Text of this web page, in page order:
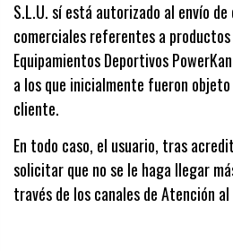
S.L.U. sí está autorizado al envío
comerciales referentes a
Equipamientos Deportivos
a los que inicialmente fueron
cliente.
En todo caso, el usuario, tras
solicitar que no se le haga llegar
través de los canales de Atención